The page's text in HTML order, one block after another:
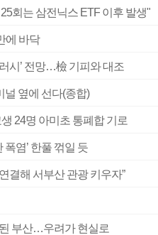
회는 삼전닉스 ETF 이후 발생"
에 바닥
시’ 전망…檢 기피와 대조
널 옆에 선다(종합)
24명 아미초 통폐합 기로
염’ 한풀 꺾일 듯
결해 서부산 관광 키우자”
된 부산…우려가 현실로